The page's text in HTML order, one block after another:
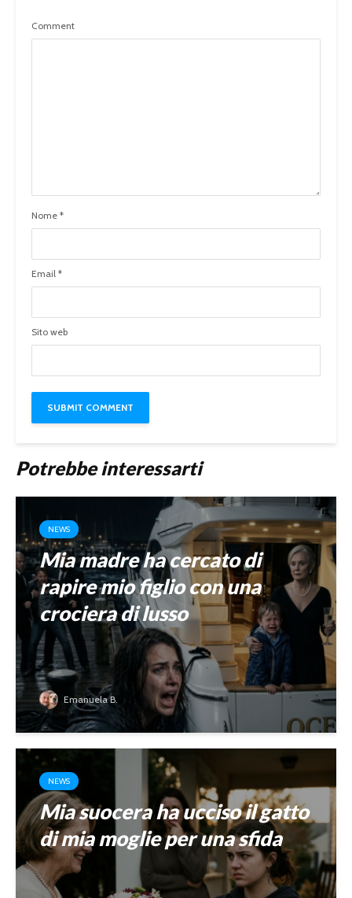
Comment
Nome *
Email *
Sito web
Potrebbe interessarti
NEWS
Mia madre ha cercato di
rapire mio figlio con una
crociera di lusso
Emanuela B.
NEWS
Mia suocera ha ucciso il gatto
di mia moglie per una sfida